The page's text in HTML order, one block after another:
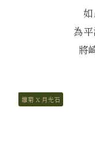
為平
將
雛菊 X 月光石